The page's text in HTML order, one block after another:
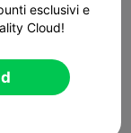
esclusivi e
Cloud!